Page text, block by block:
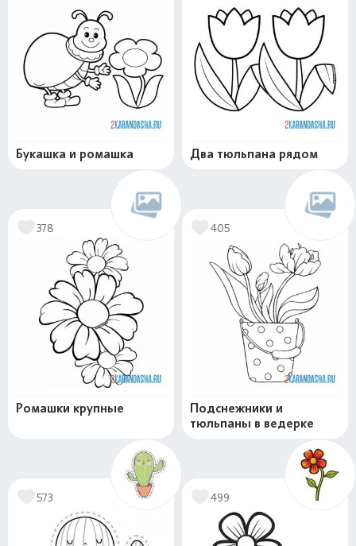
Букашка и ромашка Два тюльпана рядом
378
Ромашки крупные
405
Подснежники и
тюльпаны в ведерке
573 499